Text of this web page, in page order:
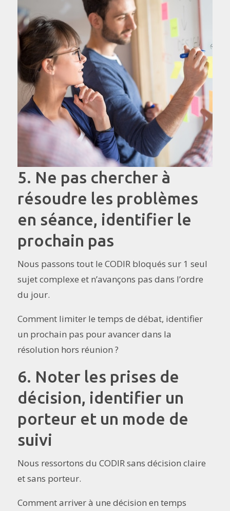
5. Ne pas chercher à
résoudre les problèmes
en séance, identifier le
prochain pas
Nous passons tout le CODIR bloqués sur 1 seul
sujet complexe et n’avançons pas dans l’ordre
du jour.
Comment limiter le temps de débat, identifier
un prochain pas pour avancer dans la
résolution hors réunion ?
6. Noter les prises de
décision, identifier un
porteur et un mode de
suivi
Nous ressortons du CODIR sans décision claire
et sans porteur.
Comment arriver à une décision en temps